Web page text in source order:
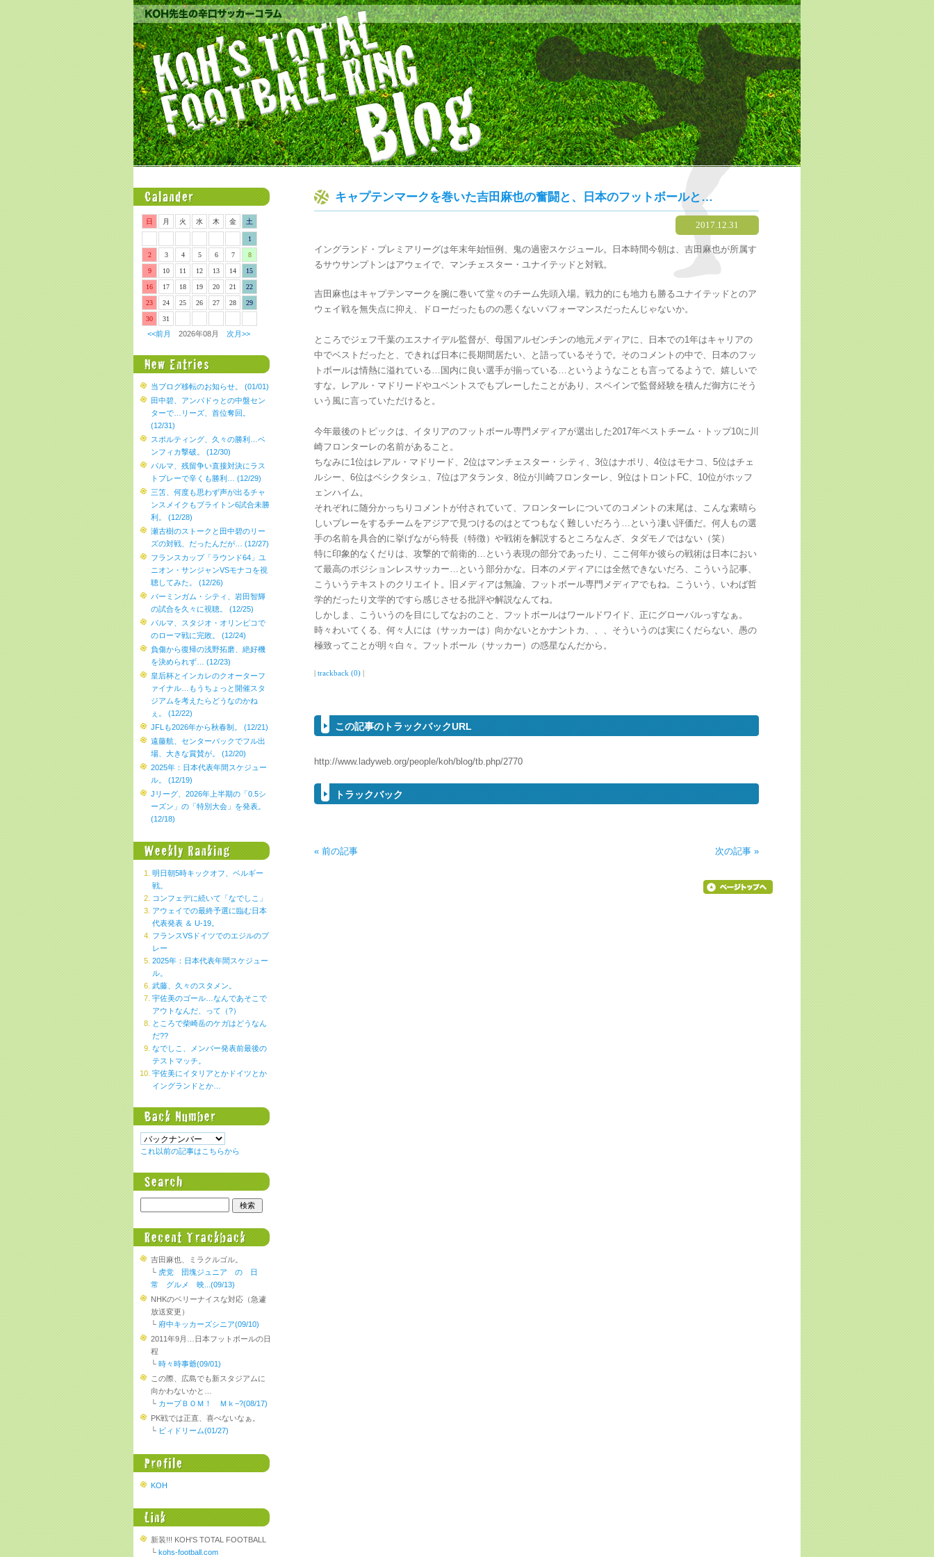
キャプテンマークを巻いた吉田麻也の奮闘と、日本のフットボールと…
2017.12.31
イングランド・プレミアリーグは年末年始恒例、鬼の過密スケジュール。日本時間今朝は、吉田麻也が所属す
るサウサンプトンはアウェイで、マンチェスター・ユナイテッドと対戦。
吉田麻也はキャプテンマークを腕に巻いて堂々のチーム先頭入場。戦力的にも地力も勝るユナイテッドとのア
ウェイ戦を無失点に抑え、ドローだったものの悪くないパフォーマンスだったんじゃないか。
ところでジェフ千葉のエスナイデル監督が、母国アルゼンチンの地元メディアに、日本での1年はキャリアの
中でベストだったと、できれば日本に長期間居たい、と語っているそうで。そのコメントの中で、日本のフッ
トボールは情熱に溢れている…国内に良い選手が揃っている…というようなことも言ってるようで、嬉しいで
すな。レアル・マドリードやユベントスでもプレーしたことがあり、スペインで監督経験を積んだ御方にそう
いう風に言っていただけると。
今年最後のトピックは、イタリアのフットボール専門メディアが選出した2017年ベストチーム・トップ10に川
崎フロンターレの名前があること。
ちなみに1位はレアル・マドリード、2位はマンチェスター・シティ、3位はナポリ、4位はモナコ、5位はチェ
ルシー、6位はベシクタシュ、7位はアタランタ、8位が川崎フロンターレ、9位はトロントFC、10位がホッフ
ェンハイム。
それぞれに随分かっちりコメントが付されていて、フロンターレについてのコメントの末尾は、こんな素晴ら
しいプレーをするチームをアジアで見つけるのはとてつもなく難しいだろう…という凄い評価だ。何人もの選
手の名前を具合的に挙げながら特長（特徴）や戦術を解説するところなんざ、タダモノではない（笑）
特に印象的なくだりは、攻撃的で前衛的…という表現の部分であったり、ここ何年か彼らの戦術は日本におい
て最高のポジションレスサッカー…という部分かな。日本のメディアには全然できないだろ、こういう記事、
こういうテキストのクリエイト。旧メディアは無論、フットボール専門メディアでもね。こういう、いわば哲
学的だったり文学的ですら感じさせる批評や解説なんてね。
しかしま、こういうのを目にしてなおのこと、フットボールはワールドワイド、正にグローバルっすなぁ。
時々わいてくる、何々人には（サッカーは）向かないとかナントカ、、、そういうのは実にくだらない、愚の
極致ってことが明々白々。フットボール（サッカー）の惑星なんだから。
| trackback (0) |
この記事のトラックバックURL
http://www.ladyweb.org/people/koh/blog/tb.php/2770
トラックバック
« 前の記事 次の記事 »
日 月 火 水 木 金 土
1
2 3 4 5 6 7 8
9 10 11 12 13 14 15
16 17 18 19 20 21 22
23 24 25 26 27 28 29
30 31
<<前月 2026年08月 次月>>
当ブログ移転のお知らせ。 (01/01)
田中碧、アンパドゥとの中盤セン
ターで…リーズ、首位奪回。
(12/31)
スポルティング、久々の勝利…ベ
ンフィカ撃破。 (12/30)
パルマ、残留争い直接対決にラス
トプレーで辛くも勝利… (12/29)
三笘、何度も思わず声が出るチャ
ンスメイクもブライトン6試合未勝
利。 (12/28)
瀬古樹のストークと田中碧のリー
ズの対戦、だったんだが… (12/27)
フランスカップ「ラウンド64」ユ
ニオン・サンジャンVSモナコを視
聴してみた。 (12/26)
バーミンガム・シティ、岩田智輝
の試合を久々に視聴。 (12/25)
パルマ、スタジオ・オリンピコで
のローマ戦に完敗。 (12/24)
負傷から復帰の浅野拓磨、絶好機
を決められず… (12/23)
皇后杯とインカレのクオーターフ
ァイナル…もうちょっと開催スタ
ジアムを考えたらどうなのかね
ぇ。 (12/22)
JFLも2026年から秋春制。 (12/21)
遠藤航、センターバックでフル出
場、大きな賞賛が。 (12/20)
2025年：日本代表年間スケジュー
ル。 (12/19)
Jリーグ、2026年上半期の「0.5シ
ーズン」の「特別大会」を発表。
(12/18)
明日朝5時キックオフ、ベルギー
戦。
コンフェデに続いて「なでしこ」
アウェイでの最終予選に臨む日本
代表発表 ＆ U-19。
フランスVSドイツでのエジルのプ
レー
2025年：日本代表年間スケジュー
ル。
武藤、久々のスタメン。
宇佐美のゴール…なんであそこで
アウトなんだ、って（?）
ところで柴崎岳のケガはどうなん
だ??
なでしこ、メンバー発表前最後の
テストマッチ。
宇佐美にイタリアとかドイツとか
イングランドとか…
これ以前の記事はこちらから
吉田麻也、ミラクルゴル。
└ 虎党 団塊ジュニア の 日
常 グルメ 映...(09/13)
NHKのベリーナイスな対応（急遽
放送変更）
└ 府中キッカーズシニア(09/10)
2011年9月…日本フットボールの日
程
└ 時々時事爺(09/01)
この際、広島でも新スタジアムに
向かわないかと…
└ カープＢＯＭ！ Ｍｋ−?(08/17)
PK戦では正直、喜べないなぁ。
└ ビィドリーム(01/27)
KOH
新装!!! KOH'S TOTAL FOOTBALL
└ kohs-football.com